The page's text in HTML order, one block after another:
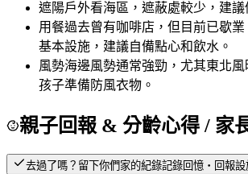
遮陽戶外看海區，遮蔽處較少，建議
用餐過去曾有咖啡店，但目前已歇
基本設施，建議自備點心和飲水。
風勢海邊風勢通常強勁，尤其東北
孩子準備防風衣物。
親子回報 & 分齡心得 / 家
去過了嗎？留下你們家的紀錄記錄回憶・回報